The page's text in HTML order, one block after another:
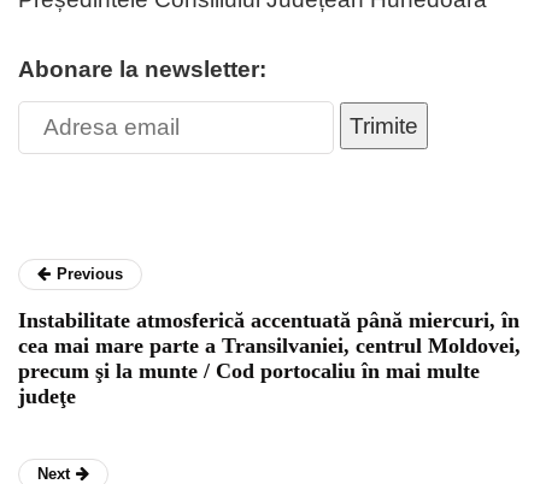
Abonare la newsletter:
Trimite
Previous
Instabilitate atmosferică accentuată până miercuri, în
cea mai mare parte a Transilvaniei, centrul Moldovei,
precum şi la munte / Cod portocaliu în mai multe
judeţe
Next